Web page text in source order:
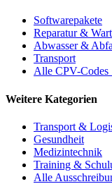
Softwarepakete
Reparatur &
Abwasser &
Transport
Alle CPV-
Weitere Kategorien
Transport &
Gesundheit
Medizintechnik
Training &
Alle